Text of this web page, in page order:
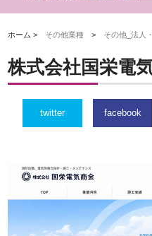
ホーム > その他業種 > その他_法人
株式会社国栄電
twitter facebook